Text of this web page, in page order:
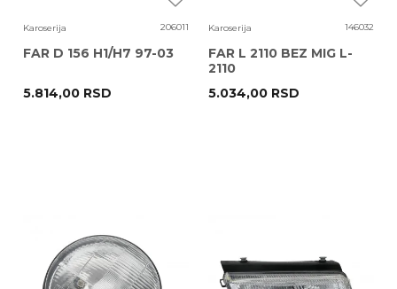
Karoserija 206011
FAR D 156 H1/H7 97-03
5.814,00 RSD
Karoserija 146032
FAR L 2110 BEZ MIG L-
2110
5.034,00 RSD